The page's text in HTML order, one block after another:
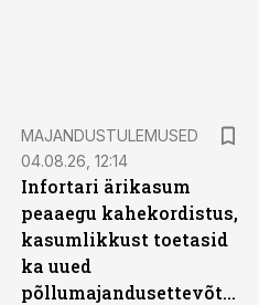
MAJANDUSTULEMUSED
04.08.26, 12:14
Infortari ärikasum
peaaegu kahekordistus,
kasumlikkust toetasid
ka uued
põllumajandusettevõtted